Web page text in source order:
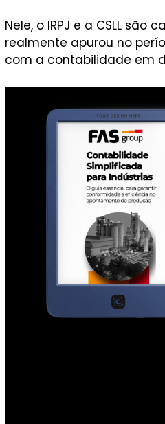
Nele, o IRPJ e a CSLL
realmente apurou no
com a contabilidade em